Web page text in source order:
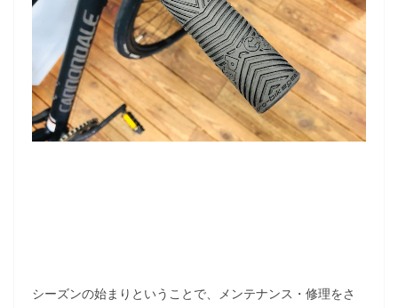
シーズンの始まりということで、メンテナンス・修理をさ